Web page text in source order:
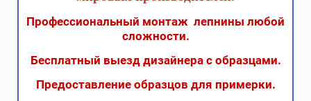
Профессиональный монтаж лепнины любой
сложности.
Бесплатный выезд дизайнера с образцами.
Предоставление образцов для примерки.